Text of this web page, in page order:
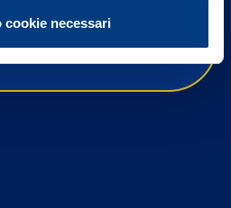
cookie necessari